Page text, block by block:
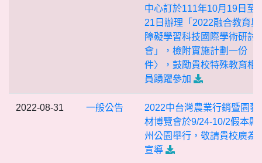
中心訂於111年10月19日至
21日辦理「2022融合教育與
障礙學習科技國際學術研討
會」，檢附實施計劃一份（
件〉，鼓勵貴校特殊教育相
員踴躍參加
2022-08-31 一般公告
2022中台灣農業行銷暨園藝
材博覽會於9/24-10/2假本縣
州公園舉行，敬請貴校廣為
宣導